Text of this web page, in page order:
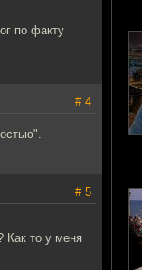
по факту
# 4
# 5
Как то у меня